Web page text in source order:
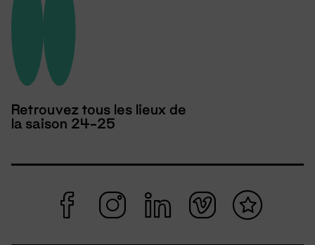
Retrouvez tous les lieux de
la saison 24-25